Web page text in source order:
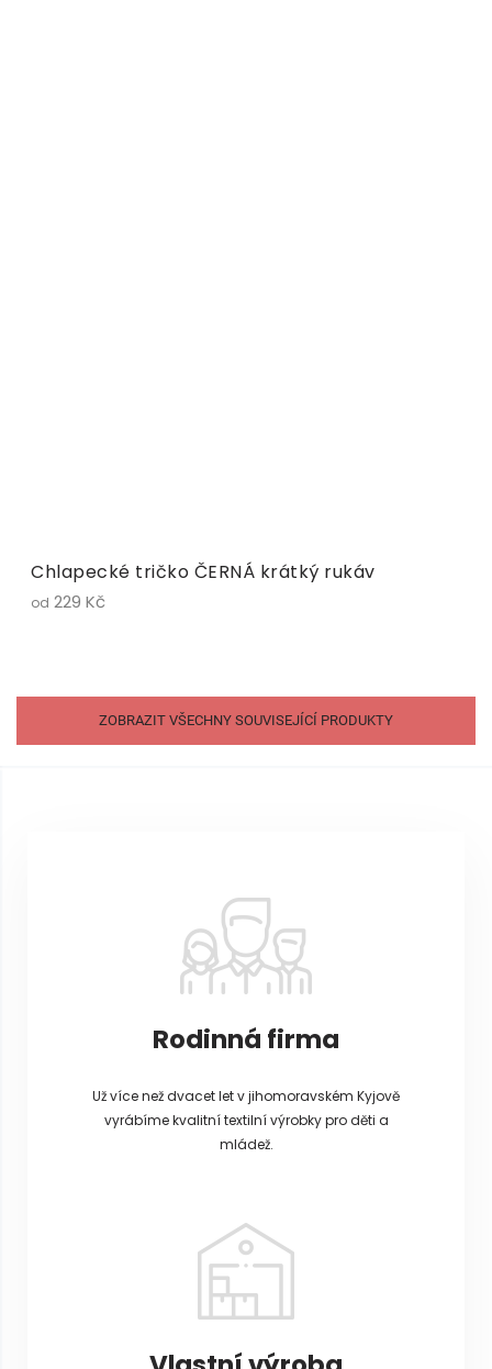
Chlapecké tričko ČERNÁ krátký rukáv
od 229 Kč
ZOBRAZIT VŠECHNY SOUVISEJÍCÍ PRODUKTY
Rodinná firma
Už více než dvacet let v jihomoravském Kyjově
vyrábíme kvalitní textilní výrobky pro děti a
mládež.